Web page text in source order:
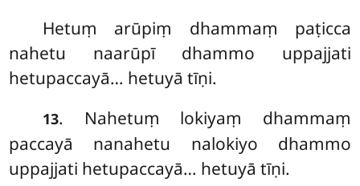
Hetuṃ arūpiṃ dhammaṃ paṭicca
nahetu naarūpī dhammo uppajjati
hetupaccayā… hetuyā tīṇi.
13. Nahetuṃ lokiyaṃ dhammaṃ
paccayā nanahetu nalokiyo dhammo
uppajjati hetupaccayā… hetuyā tīṇi.